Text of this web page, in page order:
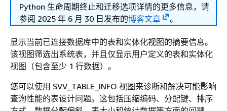
Python 生命周期终止和迁移选项详情的更多信息，请
参阅 2025 年 6 月 30 日发布的博客文章 。
显示当前已连接数据库中的表和实体化视图的摘要信息。
该视图筛选出系统表，并且仅显示用户定义的表和实体化
视图（包含至少 1 行数据）。
您可以使用 SVV_TABLE_INFO 视图来诊断和解决可能影响
查询性能的表设计问题。这包括压缩编码、分配键、排序